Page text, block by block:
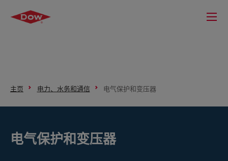
主页 电力、水务和通信 电气保护和变压器
电气保护和变压器